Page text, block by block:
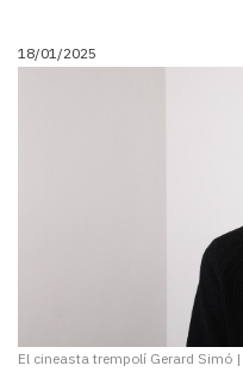
18/01/2025
El cineasta trempolí Gerard Simó |